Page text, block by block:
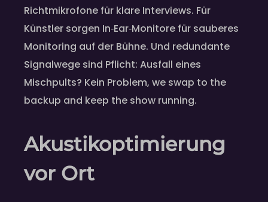
Richtmikrofone für klare Interviews. Für
Künstler sorgen In‑Ear‑Monitore für sauberes
Monitoring auf der Bühne. Und redundante
Signalwege sind Pflicht: Ausfall eines
Mischpults? Kein Problem, we swap to the
backup and keep the show running.
Akustikoptimierung
vor Ort